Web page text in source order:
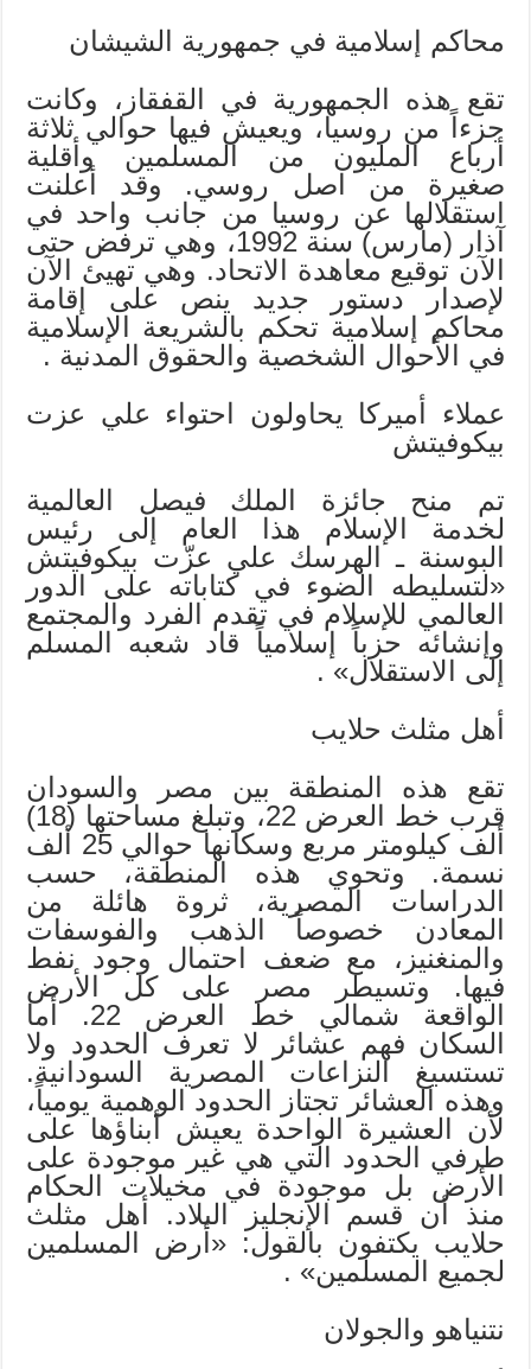
محاكم إسلامية في جمهورية الشيشان
تقع هذه الجمهورية في القفقاز، وكانت
جزءاً من روسيا، ويعيش فيها حوالي ثلاثة
أرباع المليون من المسلمين وأقلية
صغيرة من اصل روسي. وقد أعلنت
استقلالها عن روسيا من جانب واحد في
آذار (مارس) سنة 1992، وهي ترفض حتى
الآن توقيع معاهدة الاتحاد. وهي تهيئ الآن
لإصدار دستور جديد ينص على إقامة
محاكم إسلامية تحكم بالشريعة الإسلامية
في الأحوال الشخصية والحقوق المدنية .
عملاء أميركا يحاولون احتواء علي عزت
بيكوفيتش
تم منح جائزة الملك فيصل العالمية
لخدمة الإسلام هذا العام إلى رئيس
البوسنة ـ الهرسك علي عزّت بيكوفيتش
«لتسليطه الضوء في كتاباته على الدور
العالمي للإسلام في تقدم الفرد والمجتمع
وإنشائه حزباً إسلامياً قاد شعبه المسلم
إلى الاستقلال» .
أهل مثلث حلايب
تقع هذه المنطقة بين مصر والسودان
قرب خط العرض 22، وتبلغ مساحتها (18)
ألف كيلومتر مربع وسكانها حوالي 25 ألف
نسمة. وتحوي هذه المنطقة، حسب
الدراسات المصرية، ثروة هائلة من
المعادن خصوصاً الذهب والفوسفات
والمنغنيز، مع ضعف احتمال وجود نفط
فيها. وتسيطر مصر على كل الأرض
الواقعة شمالي خط العرض 22. أما
السكان فهم عشائر لا تعرف الحدود ولا
تستسيغ النزاعات المصرية السودانية.
وهذه العشائر تجتاز الحدود الوهمية يومياً،
لأن العشيرة الواحدة يعيش أبناؤها على
طرفي الحدود التي هي غير موجودة على
الأرض بل موجودة في مخيلات الحكام
منذ أن قسم الإنجليز البلاد. أهل مثلث
حلايب يكتفون بالقول: «أرض المسلمين
لجميع المسلمين» .
نتنياهو والجولان